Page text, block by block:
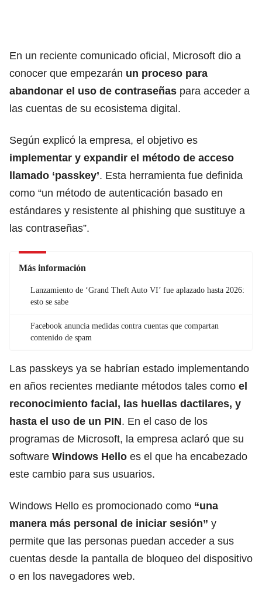
En un reciente comunicado oficial, Microsoft dio a
conocer que empezarán un proceso para
abandonar el uso de contraseñas para acceder a
las cuentas de su ecosistema digital.
Según explicó la empresa, el objetivo es
implementar y expandir el método de acceso
llamado ‘passkey’. Esta herramienta fue definida
como “un método de autenticación basado en
estándares y resistente al phishing que sustituye a
las contraseñas”.
Más información
Lanzamiento de ‘Grand Theft Auto VI’ fue aplazado hasta 2026:
esto se sabe
Facebook anuncia medidas contra cuentas que compartan
contenido de spam
Las passkeys ya se habrían estado implementando
en años recientes mediante métodos tales como el
reconocimiento facial, las huellas dactilares, y
hasta el uso de un PIN. En el caso de los
programas de Microsoft, la empresa aclaró que su
software Windows Hello es el que ha encabezado
este cambio para sus usuarios.
Windows Hello es promocionado como “una
manera más personal de iniciar sesión” y
permite que las personas puedan acceder a sus
cuentas desde la pantalla de bloqueo del dispositivo
o en los navegadores web.